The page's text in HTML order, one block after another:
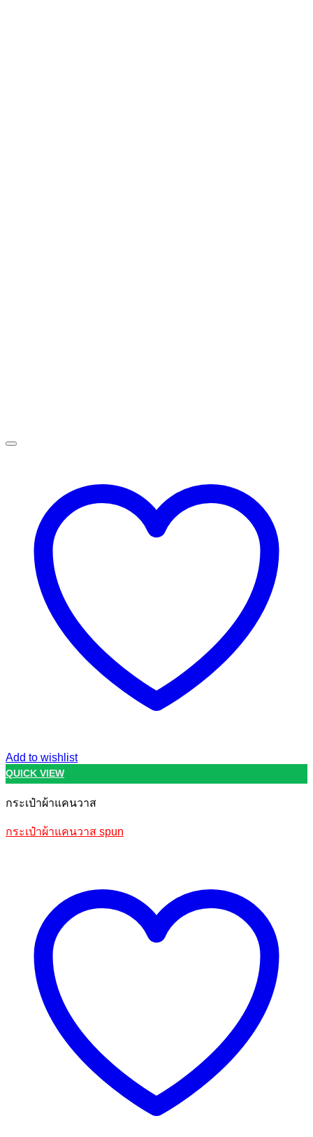
Add to wishlist
QUICK VIEW
กระเป๋าผ้าแคนวาส
กระเป๋าผ้าแคนวาส spun